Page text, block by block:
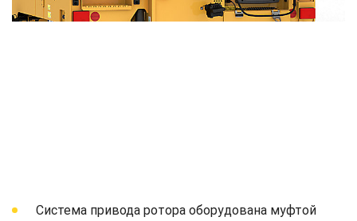
Система привода ротора оборудована муфтой